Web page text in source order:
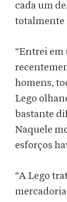
cada um
totalmente
“Entrei em
homens,
Lego
bastante
Naquele
esforços
“A Lego